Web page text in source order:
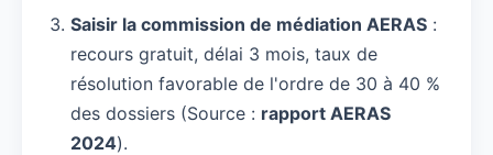
Saisir la commission de médiation AERAS :
recours gratuit, délai 3 mois, taux de
résolution favorable de l'ordre de 30 à 40 %
des dossiers (Source : rapport AERAS
2024).